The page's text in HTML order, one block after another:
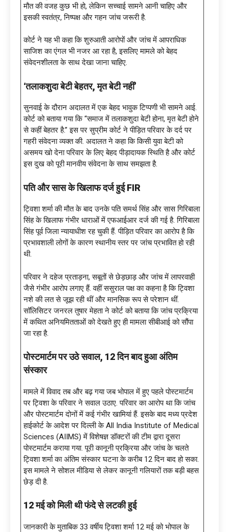
मौत की वजह कुछ भी हो, लेकिन सच्चाई सामने आनी चाहिए और
इसकी स्वतंत्र, निष्पक्ष और गहन जांच जरूरी है.
कोर्ट ने यह भी कहा कि शुरुआती आरोपों और जांच में आपराधिक
साजिश का एंगल भी नजर आ रहा है, इसलिए मामले को बेहद
संवेदनशीलता के साथ देखा जाना चाहिए.
‘तलाकशुदा बेटी बेहतर, मृत बेटी नहीं’
सुनवाई के दौरान अदालत में एक बेहद भावुक टिप्पणी भी सामने आई.
कोर्ट को बताया गया कि “समाज में तलाकशुदा बेटी होना, मृत बेटी होने
से कहीं बेहतर है.” इस पर सुप्रीम कोर्ट ने पीड़ित परिवार के दर्द पर
गहरी संवेदना व्यक्त की. अदालत ने कहा कि किसी युवा बेटी को
असमय खो देना परिवार के लिए बेहद पीड़ादायक स्थिति है और कोर्ट
इस दुख को पूरी मानवीय संवेदना के साथ समझता है.
पति और सास के खिलाफ दर्ज हुईFIR
ट्विशा शर्मा की मौत के बाद उनके पति समर्थ सिंह और सास गिरिबाला
सिंह के खिलाफ गंभीर धाराओं में एफआईआर दर्ज की गई है. गिरिबाला
सिंह पूर्व जिला न्यायाधीश रह चुकी हैं. पीड़ित परिवार का आरोप है कि
प्रभावशाली लोगों के कारण स्थानीय स्तर पर जांच प्रभावित हो रही
थी.
परिवार ने दहेज प्रताड़ना, सबूतों से छेड़छाड़ और जांच में लापरवाही
जैसे गंभीर आरोप लगाए हैं. वहीं ससुराल पक्ष का कहना है कि ट्विशा
नशे की लत से जूझ रही थीं और मानसिक रूप से परेशान थीं.
सॉलिसिटर जनरल तुषार मेहता ने कोर्ट को बताया कि जांच प्रक्रिया
में कथित अनियमितताओं को देखते हुए ही मामला सीबीआई को सौंपा
जा रहा है.
पोस्टमार्टम पर उठे सवाल, 12 दिन बाद हुआ अंतिम
संस्कार
मामले में विवाद तब और बढ़ गया जब भोपाल में हुए पहले पोस्टमार्टम
पर ट्विशा के परिवार ने सवाल उठाए. परिवार का आरोप था कि जांच
और पोस्टमार्टम दोनों में कई गंभीर खामियां हैं. इसके बाद मध्य प्रदेश
हाईकोर्ट के आदेश पर दिल्ली के All India Institute of Medical
Sciences (AIIMS) में विशेषज्ञ डॉक्टरों की टीम द्वारा दूसरा
पोस्टमार्टम कराया गया. पूरी कानूनी प्रक्रिया और जांच के चलते
ट्विशा शर्मा का अंतिम संस्कार घटना के करीब 12 दिन बाद हो सका.
इस मामले ने सोशल मीडिया से लेकर कानूनी गलियारों तक बड़ी बहस
छेड़ दी है.
12 मई को मिली थी फंदे से लटकी हुई
जानकारी के मुताबिक 33 वर्षीय ट्विशा शर्मा 12 मई को भोपाल के